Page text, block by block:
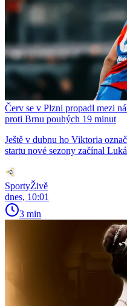
Červ se v Plzni propadl mezi
proti Brnu pouhých 19 minut
Ještě v dubnu ho Viktoria
startu nové sezony začínal
SportyŽivě
dnes, 10:01
3 min